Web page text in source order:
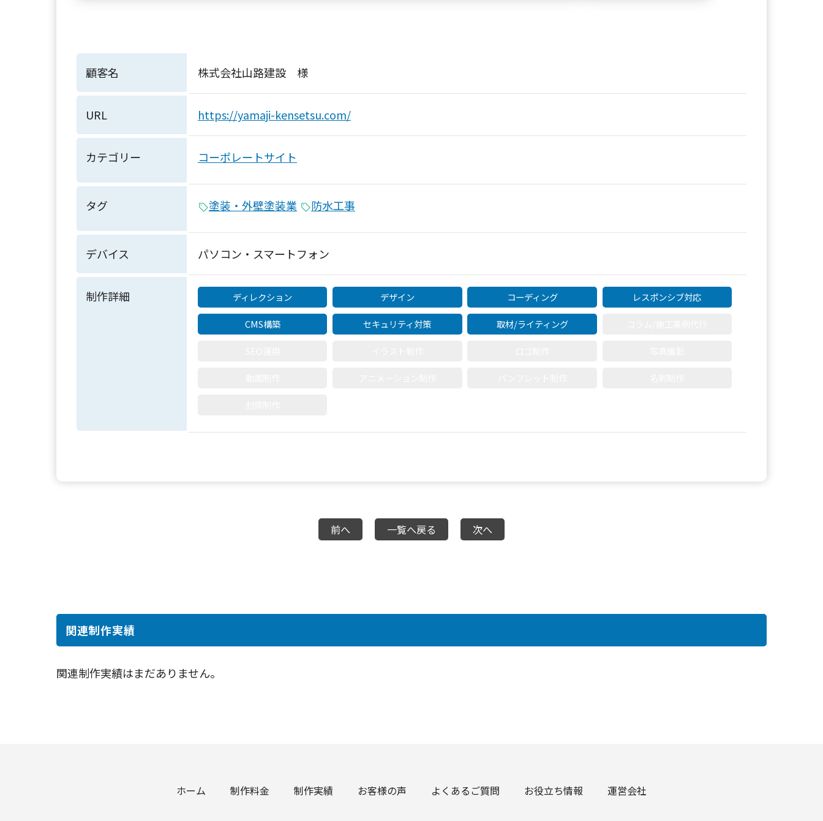
顧客名 株式会社山路建設 様
URL https://yamaji-kensetsu.com/
カテゴリー コーポレートサイト
タグ 塗装・外壁塗装業 防水工事
デバイス パソコン・スマートフォン
制作詳細 ディレクション デザイン コーディング レスポンシブ対応
CMS構築 セキュリティ対策 取材/ライティング
前へ 一覧へ戻る 次へ
関連制作実績
関連制作実績はまだありません。
ホーム 制作料金 制作実績 お客様の声 よくあるご質問 お役立ち情報 運営会社